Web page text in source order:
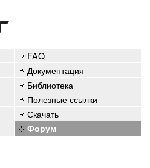
FAQ
Документация
Библиотека
Полезные ссылки
Скачать
Форум